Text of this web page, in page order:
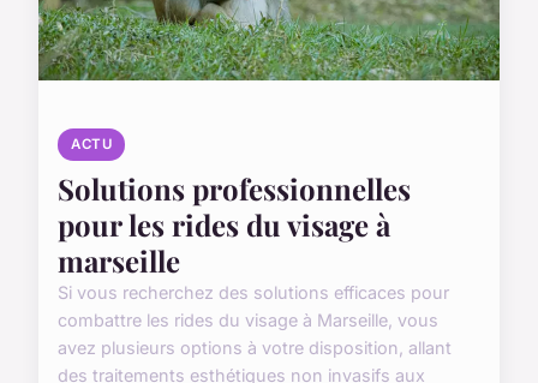
ACTU
Solutions professionnelles
pour les rides du visage à
marseille
Si vous recherchez des solutions efficaces pour
combattre les rides du visage à Marseille, vous
avez plusieurs options à votre disposition, allant
des traitements esthétiques non invasifs aux